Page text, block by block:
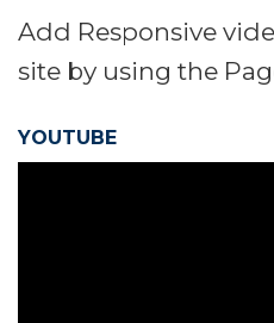
Add Responsive
site by using the
YOUTUBE